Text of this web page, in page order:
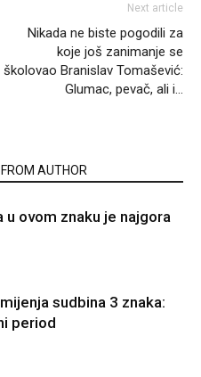
Next article
Nikada ne biste pogodili za
koje još zanimanje se
školovao Branislav Tomašević:
Glumac, pevač, ali i…
AUTHOR
u ovom znaku je najgora
sudbina 3 znaka:
period